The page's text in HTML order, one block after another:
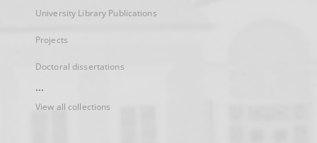
University Library Publications
Projects
Doctoral dissertations
...
View all collections